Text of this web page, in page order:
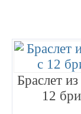
Браслет
12